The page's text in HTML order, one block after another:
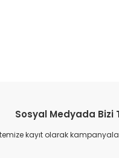
Sosyal Medyada Bizi
kayıt olarak